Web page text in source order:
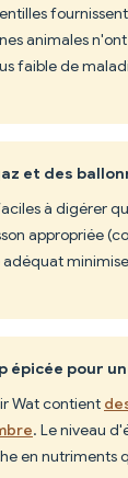
fournissent
animales
faible de
et des
à digérer
appropriée
épicée pour
Wat contient
. Le niveau
en nutriments